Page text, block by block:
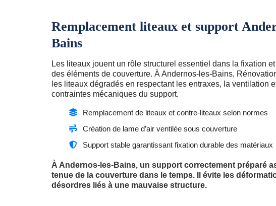
Remplacement liteaux et support
Bains
Les liteaux jouent un rôle structurel essentiel dans la fixation
des éléments de couverture. À Andernos-les-Bains,
les liteaux dégradés en respectant les entraxes, la ventilation
contraintes mécaniques du support.
Remplacement de liteaux et contre-liteaux selon normes
Création de lame d’air ventilée sous couverture
Support stable garantissant fixation durable des matériaux
À Andernos-les-Bains, un support correctement préparé
tenue de la couverture dans le temps. Il évite les
désordres liés à une mauvaise structure.